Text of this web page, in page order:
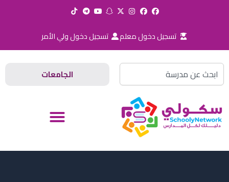
تسجيل دخول معلم تسجيل دخول ولي الأمر
الجامعات Search